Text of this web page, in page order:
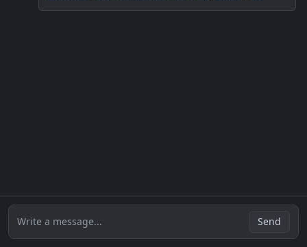
Write a message... Send